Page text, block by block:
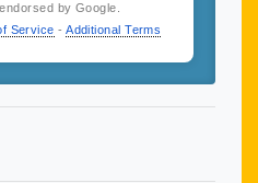
endorsed by Google.
Service -Additional Terms